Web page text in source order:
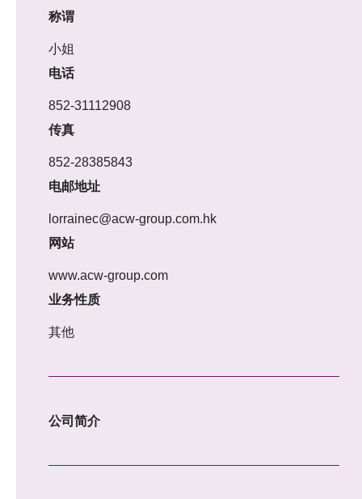
称谓
小姐
电话
852-31112908
传真
852-28385843
电邮地址
lorrainec@acw-group.com.hk
网站
www.acw-group.com
业务性质
其他
公司简介